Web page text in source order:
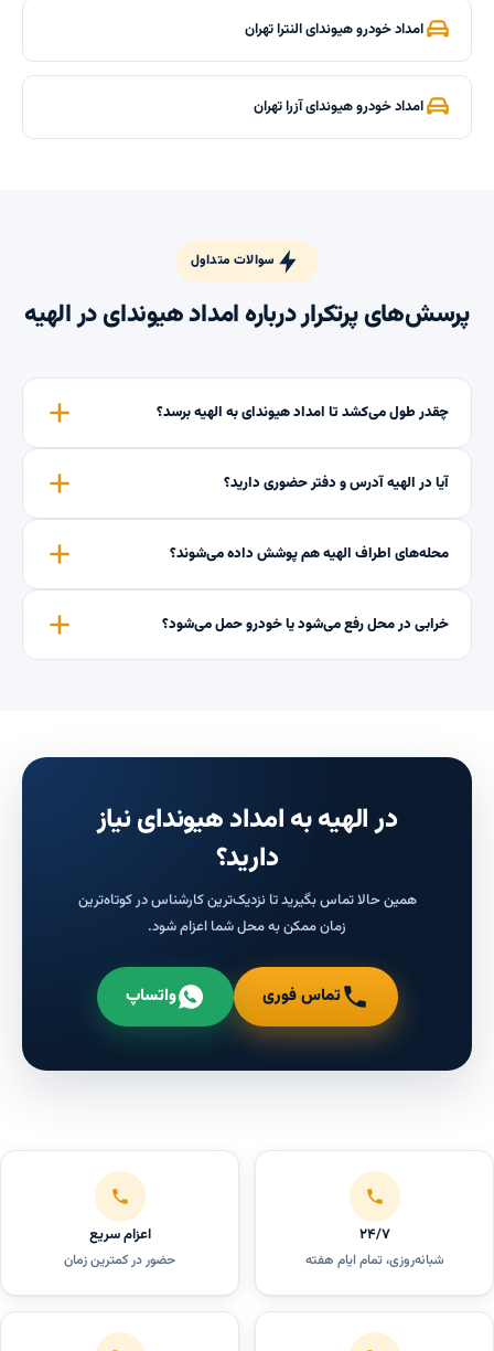
امداد خودرو هیوندای النترا تهران
امداد خودرو هیوندای آزرا تهران
سوالات متداول
پرسش‌های پرتکرار درباره امداد هیوندای در الهیه
چقدر طول می‌کشد تا امداد هیوندای به الهیه برسد؟
آیا در الهیه آدرس و دفتر حضوری دارید؟
محله‌های اطراف الهیه هم پوشش داده می‌شوند؟
خرابی در محل رفع می‌شود یا خودرو حمل می‌شود؟
در الهیه به امداد هیوندای نیاز
دارید؟
همین حالا تماس بگیرید تا نزدیک‌ترین کارشناس در کوتاه‌ترین
زمان ممکن به محل شما اعزام شود.
تماس فوری واتساپ
۲۴/۷
شبانه‌روزی، تمام ایام هفته
اعزام سریع
حضور در کمترین زمان